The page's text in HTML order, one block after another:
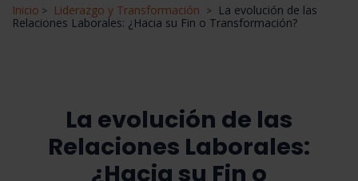
Inicio > Liderazgo y Transformación > La evolución de las
Relaciones Laborales: ¿Hacia su Fin o Transformación?
La evolución de las
Relaciones Laborales:
¿Hacia su Fin o